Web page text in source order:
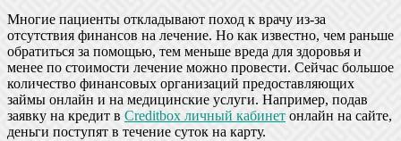
Многие пациенты откладывают поход к врачу из-за
отсутствия финансов на лечение. Но как известно, чем раньше
обратиться за помощью, тем меньше вреда для здоровья и
менее по стоимости лечение можно провести. Сейчас большое
количество финансовых организаций предоставляющих
займы онлайн и на медицинские услуги. Например, подав
заявку на кредит в Creditbox личный кабинет онлайн на сайте,
деньги поступят в течение суток на карту.